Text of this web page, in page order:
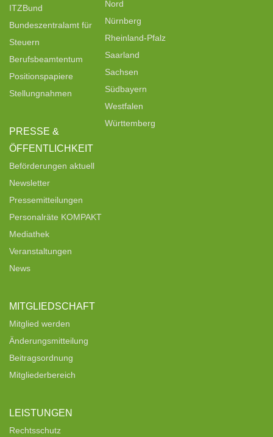
ITZBund
Bundeszentralamt für
Steuern
Berufsbeamtentum
Positionspapiere
Stellungnahmen
PRESSE &
ÖFFENTLICHKEIT
Beförderungen aktuell
Newsletter
Pressemitteilungen
Personalräte KOMPAKT
Mediathek
Veranstaltungen
News
MITGLIEDSCHAFT
Mitglied werden
Änderungsmitteilung
Beitragsordnung
Mitgliederbereich
LEISTUNGEN
Rechtsschutz
Nord
Nürnberg
Rheinland-Pfalz
Saarland
Sachsen
Südbayern
Westfalen
Württemberg